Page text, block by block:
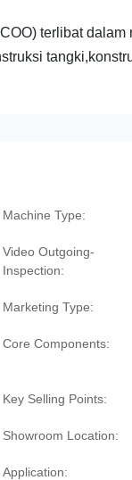
terlibat
Machine Type:
Video Outgoing-
Inspection:
Marketing Type:
Core Components:
Key Selling Points:
Showroom Location:
Application: